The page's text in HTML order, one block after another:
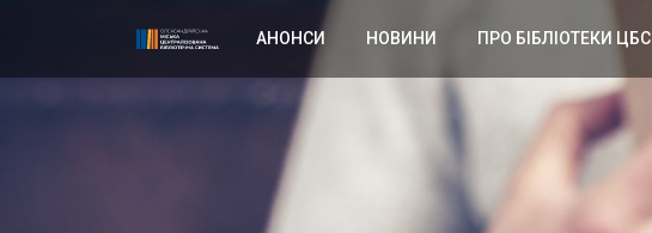
АНОНСИ НОВИНИ ПРО БІБЛІОТЕКИ ЦБС